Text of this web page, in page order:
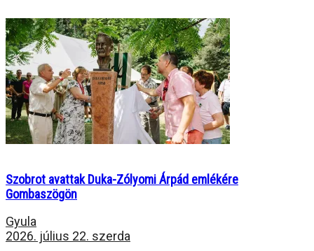
Szobrot avattak Duka-Zólyomi Árpád emlékére
Gombaszögön
Gyula
2026. július 22. szerda